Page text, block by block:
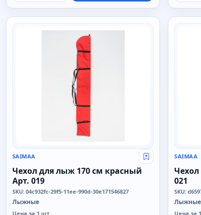
SAIMAA
SAIMAA Свой оптовый
Чехол для лыж 170 см красный
Арт. 019
SKU: 04c932fc-29f5-11ee-990d-30e171546827
Лыжные
Цена за 1 шт.
SAIMAA
SAIMAA
021
SKU:
Лыжные
Цена за